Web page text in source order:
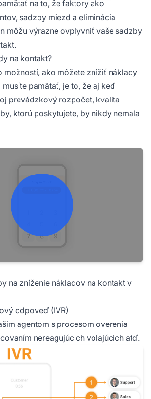
na to, že faktory ako
sadzby miezd a eliminácia
môžu výrazne ovplyvniť vaše sadzby
na kontakt?
možností, ako môžete znížiť náklady
musíte pamätať, je to, že aj keď
prevádzkový rozpočet, kvalita
ktorú poskytujete, by nikdy nemala
na zníženie nákladov na kontakt v
odpoveď (IVR)
agentom s procesom overenia
nereagujúcich volajúcich atď.